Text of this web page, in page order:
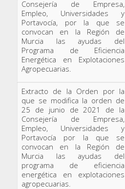
Consejería de Empresa,
Empleo, Universidades y
Portavocía, por la que se
convocan en la Región de
Murcia las ayudas del
Programa de Eficiencia
Energética en Explotaciones
Agropecuarias.
Extracto de la Orden por la
que se modifica la orden de
25 de junio de 2021 de la
Consejería de Empresa,
Empleo, Universidades y
Portavocía por la que se
convocan en la Región de
Murcia las ayudas del
programa de eficiencia
energética en explotaciones
agropecuarias.